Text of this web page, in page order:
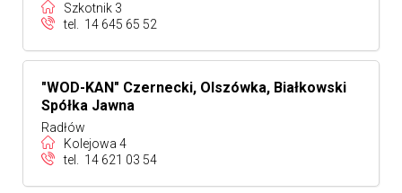
Szkotnik 3
tel.
14 645 65 52
"WOD-KAN" Czernecki, Olszówka, Białkowski
Spółka Jawna
Radłów
Kolejowa 4
tel.
14 621 03 54